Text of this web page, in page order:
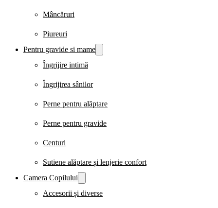
Mâncăruri
Piureuri
Pentru gravide si mame
Îngrijire intimă
Îngrijirea sânilor
Perne pentru alăptare
Perne pentru gravide
Centuri
Sutiene alăptare și lenjerie confort
Camera Copilului
Accesorii și diverse